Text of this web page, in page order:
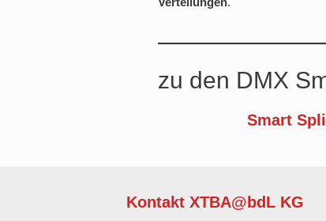
zu den DMX
Smart
Kontakt XTBA@bdL KG